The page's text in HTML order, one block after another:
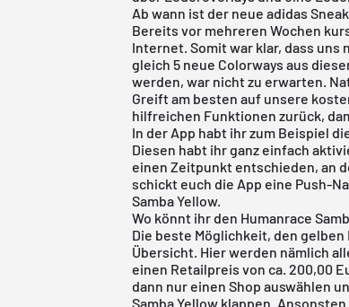
Ab wann ist der neue adidas
Bereits vor mehreren Wochen
Internet. Somit war klar, dass uns
gleich 5 neue Colorways aus
werden, war nicht zu erwarten.
Greift am besten auf unsere
hilfreichen Funktionen zurück,
In der App habt ihr zum Beispiel
Diesen habt ihr ganz einfach
einen Zeitpunkt entschieden, an
schickt euch die App eine Push-
Samba Yellow.
Wo könnt ihr den Humanrace
Die beste Möglichkeit, den
Übersicht. Hier werden nämlich
einen Retailpreis von ca. 200,00
dann nur einen Shop auswählen
Samba Yellow klappen.